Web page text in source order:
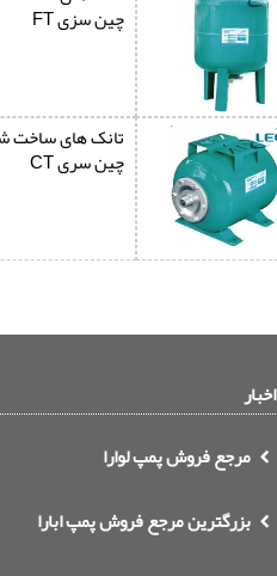
چین سزی FT
چین سری CT
اخبار
مرجع فروش پمپ لوارا
بزرگترین مرجع فروش پمپ ابارا